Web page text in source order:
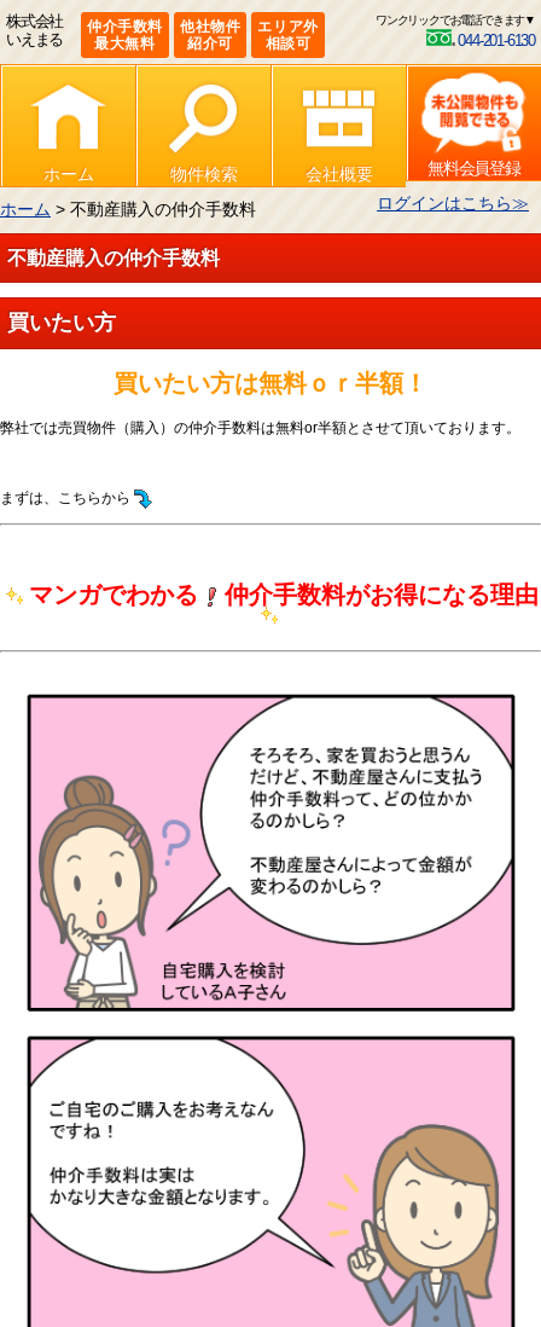
株式会社
いえまる
仲介手数料
最大無料
他社物件
紹介可
エリア外
相談可
ワンクリックでお電話できます▼
044-201-6130
ホーム 物件検索 会社概要
無料会員登録
ログインはこちら≫
ホーム > 不動産購入の仲介手数料
不動産購入の仲介手数料
買いたい方
買いたい方は無料ｏｒ半額！
弊社では売買物件（購入）の仲介手数料は無料or半額とさせて頂いております。
まずは、こちらから
マンガでわかる 仲介手数料がお得になる理由